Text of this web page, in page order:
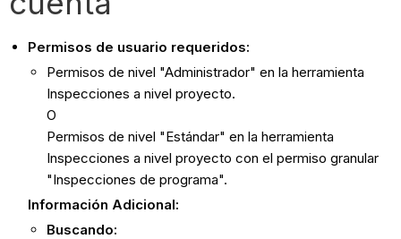
Permisos de usuario requeridos:
Permisos de nivel "Administrador" en la herramienta
Inspecciones a nivel proyecto.
O
Permisos de nivel "Estándar" en la herramienta
Inspecciones a nivel proyecto con el permiso granular
"Inspecciones de programa".
Información Adicional:
Buscando: